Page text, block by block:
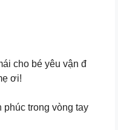
cho bé yêu vận đ
ơi!
phúc trong vòng tay